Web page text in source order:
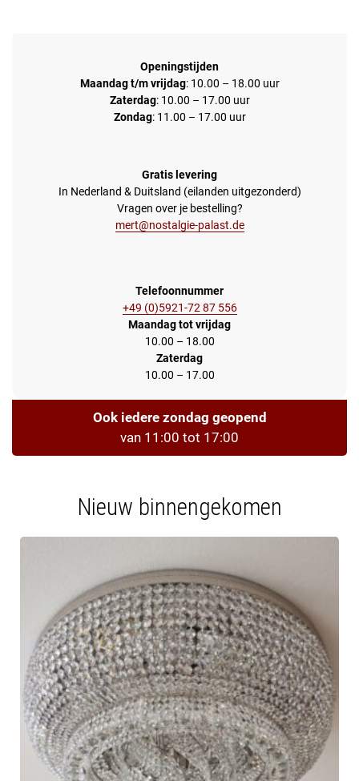
Openingstijden
Maandag t/m vrijdag: 10.00 – 18.00 uur
Zaterdag: 10.00 – 17.00 uur
Zondag: 11.00 – 17.00 uur
Gratis levering
In Nederland & Duitsland (eilanden uitgezonderd)
Vragen over je bestelling?
mert@nostalgie-palast.de
Telefoonnummer
+49 (0)5921-72 87 556
Maandag tot vrijdag
10.00 – 18.00
Zaterdag
10.00 – 17.00
Ook iedere zondag geopend
van 11:00 tot 17:00
Nieuw binnengekomen